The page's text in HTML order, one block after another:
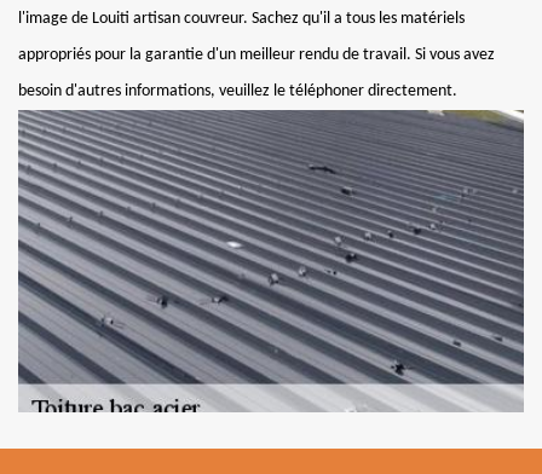
l'image de Louiti artisan couvreur. Sachez qu'il a tous les matériels
appropriés pour la garantie d'un meilleur rendu de travail. Si vous avez
besoin d'autres informations, veuillez le téléphoner directement.